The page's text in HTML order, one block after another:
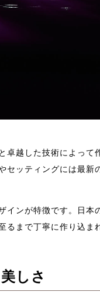
卓越した技術によっ
セッティングには最新
インが特徴です。日
るまで丁寧に作り込ま
しさ